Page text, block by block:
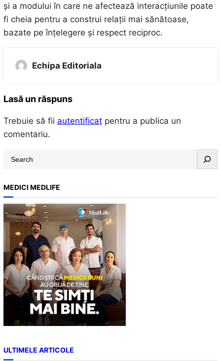
și a modului în care ne afectează interacțiunile poate
fi cheia pentru a construi relații mai sănătoase,
bazate pe înțelegere și respect reciproc.
Echipa Editoriala
Lasă un răspuns
Trebuie să fii autentificatpentru a publica un
comentariu.
r
c
h
MEDICI MEDLIFE
ULTIMELE ARTICOLE